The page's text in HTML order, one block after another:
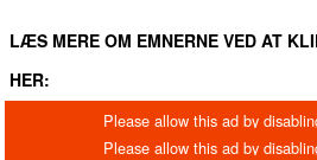
LÆS MERE OM EMNERNE VED AT
HER: